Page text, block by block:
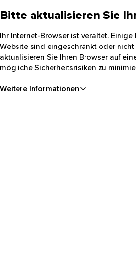
Bitte aktualisieren Sie
Ihr Internet-Browser ist veraltet. Einige
Website sind eingeschränkt oder nicht
aktualisieren Sie Ihren Browser auf
mögliche Sicherheitsrisiken zu
Weitere Informationen